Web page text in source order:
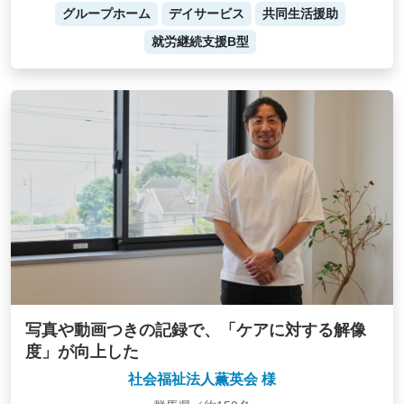
グループホーム デイサービス
共同生活援助
就労継続支援B型
写真や動画つきの記録で、「ケアに対する解像
度」が向上した
社会福祉法人薫英会 様